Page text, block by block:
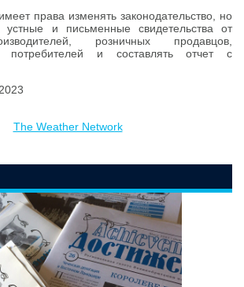
права изменять законодательство, но
устные и письменные свидетельства от
розничных продавцов,
потребителей и составлять отчет с
The Weather Network